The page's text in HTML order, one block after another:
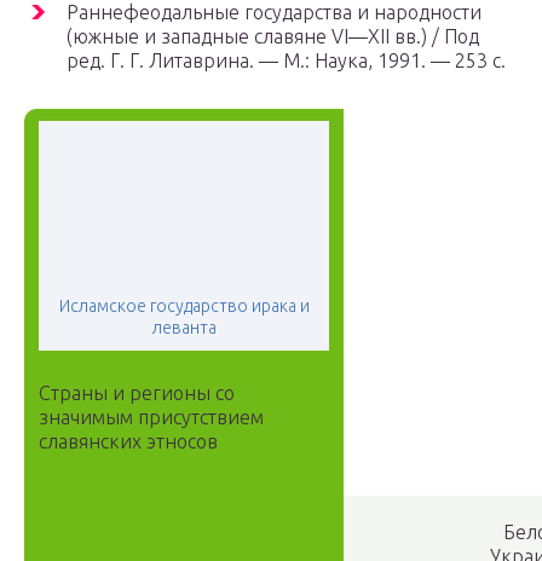
Раннефеодальные государства и народности
(южные и западные славяне VI—XII вв.) / Под
ред. Г. Г. Литаврина. — М.: Наука, 1991. — 253 с.
Исламское государство ирака и
леванта
Страны и регионы со
значимым присутствием
славянских этносов